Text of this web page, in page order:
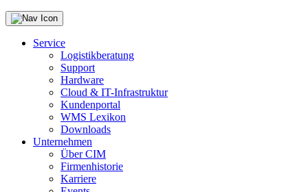
Service
Logistikberatung
Support
Hardware
Cloud & IT-Infrastruktur
Kundenportal
WMS Lexikon
Downloads
Unternehmen
Über CIM
Firmenhistorie
Karriere